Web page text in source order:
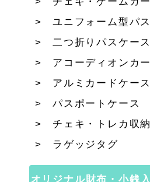
ユニフォーム型パ
二つ折りパスケース
アコーディオンカ
アルミカードケース
パスポートケース
チェキ・トレカ収
ラゲッジタグ
オリジナル財布・小銭